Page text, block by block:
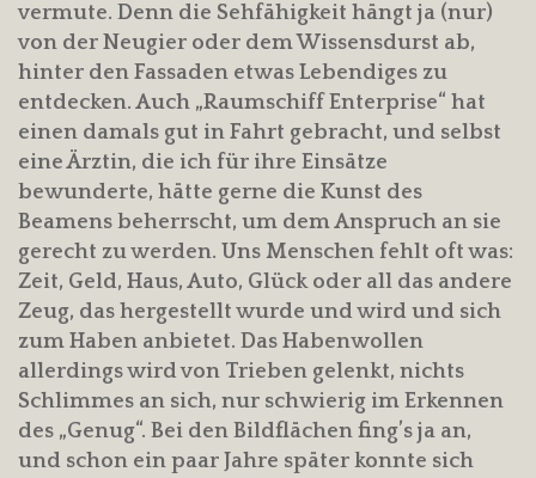
vermute. Denn die Sehfähigkeit hängt ja (nur)
von der Neugier oder dem Wissensdurst ab,
hinter den Fassaden etwas Lebendiges zu
entdecken. Auch „Raumschiff Enterprise“ hat
einen damals gut in Fahrt gebracht, und selbst
eine Ärztin, die ich für ihre Einsätze
bewunderte, hätte gerne die Kunst des
Beamens beherrscht, um dem Anspruch an sie
gerecht zu werden. Uns Menschen fehlt oft was:
Zeit, Geld, Haus, Auto, Glück oder all das andere
Zeug, das hergestellt wurde und wird und sich
zum Haben anbietet. Das Habenwollen
allerdings wird von Trieben gelenkt, nichts
Schlimmes an sich, nur schwierig im Erkennen
des „Genug“. Bei den Bildflächen fing’s ja an,
und schon ein paar Jahre später konnte sich